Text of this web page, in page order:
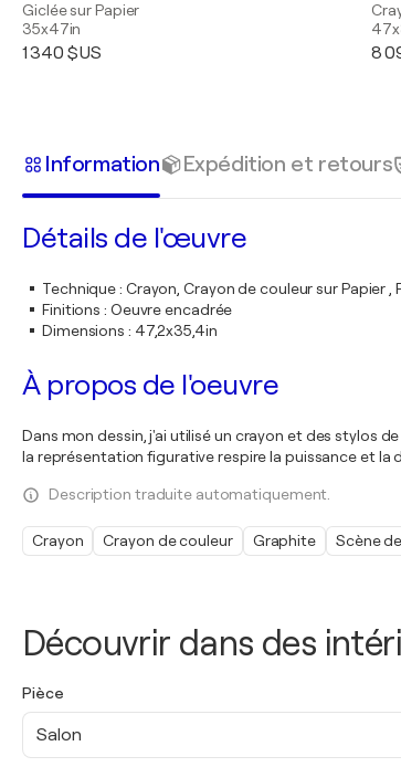
Découvrir dans des
Pièce
Salon
Giclée sur Papier
35x47in
1 340 $US 8
Information Expédition et retours
Détails de l'œuvre
Technique: Crayon, Crayon de couleur sur Papier
Finitions : Oeuvre encadrée
Dimensions : 47,2x35,4in
À propos de l'oeuvre
Dans mon dessin, j'ai utilisé un crayon et des stylos
la représentation figurative respire la puissance et la
Description traduite automatiquement.
Crayon Crayon de couleur Graphite Scène